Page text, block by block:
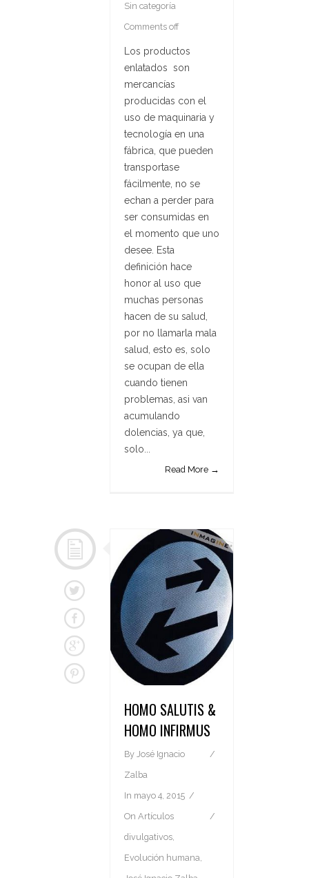
Sin categoría
Comments off
Los productos
enlatados son
mercancías
producidas con el
uso de maquinaria y
tecnología en una
fábrica, que pueden
transportase
fácilmente, no se
echan a perder para
ser consumidas en
el momento que uno
desee. Esta
definición hace
honor al uso que
muchas personas
hacen de su salud,
por no llamarla mala
salud, esto es, solo
se ocupan de ella
cuando tienen
problemas, asi van
acumulando
dolencias, ya que,
solo...
Read More →
HOMO SALUTIS &
HOMO INFIRMUS
By José Ignacio
Zalba
In mayo 4, 2015
On Artículos
divulgativos,
Evolución humana,